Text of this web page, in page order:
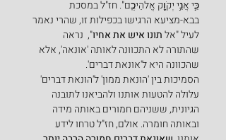
כִּ֛י אֲנִ֥י יְקֹוָ֖ק אֱלֹהֵיכֶֽם". חז"ל במסכת
בבא-מציעא הרגישו בכפילות זו, שהרי נאמר
לעיל "אל תונו איש את אחיו",  נראה
שהתורה לא התכוונה לאותה 'אונאה', אלא
שהכוונה היא ל'אונאת דברים'.
הסמיכות בין 'הונאת ממון' ל'הונאת דברים'
עלולה להטעות אותנו ולהביאנו לתובנה
הגיונית, ששניהם חמורים באותה מידה
ובאותה חומרה. אולם, חז"ל טרחו לידע